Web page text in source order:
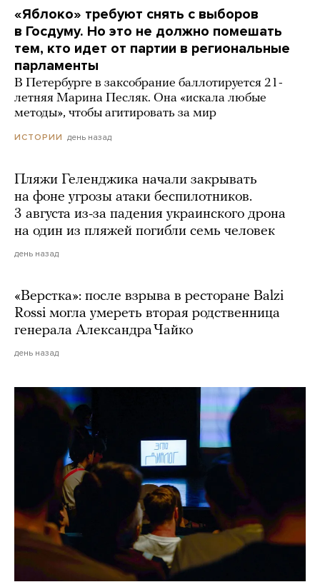
«Яблоко» требуют снять с выборов
в Госдуму. Но это не должно помешать
тем, кто идет от партии в региональные
парламенты
В Петербурге в заксобрание баллотируется 21-
летняя Марина Песляк. Она «искала любые
методы», чтобы агитировать за мир
ИСТОРИИ день назад
Пляжи Геленджика начали закрывать
на фоне угрозы атаки беспилотников.
3 августа из-за падения украинского дрона
на один из пляжей погибли семь человек
день назад
«Верстка»: после взрыва в ресторане Balzi
Rossi могла умереть вторая родственница
генерала Александра Чайко
день назад